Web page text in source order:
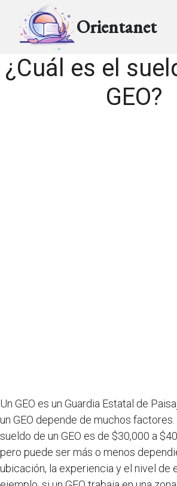
Orientanet
¿Cuál es el
GEO?
Un GEO es un Guardia Estatal de
un GEO depende de muchos factores.
sueldo de un GEO es de $30,000 a
pero puede ser más o menos
ubicación, la experiencia y el nivel de